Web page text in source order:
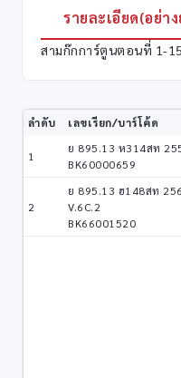
รายละเอียด(อย่า
สามก๊กการ์ตูนตอนที่ 1-15
ลำดับ เลขเรียก/บาร์โค้ด
1
ย 895.13 ห314สท
BK60000659
2
ย 895.13 ฮ148สท
V.6C.2
BK66001520